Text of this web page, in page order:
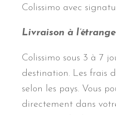
Colissimo avec
Livraison à
Colissimo sous 3 à 7
destination. Les frais
selon les pays. Vous
directement dans